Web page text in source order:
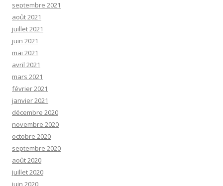
septembre 2021
août 2021
juillet 2021
juin 2021
mai 2021
avril 2021
mars 2021
février 2021
janvier 2021
décembre 2020
novembre 2020
octobre 2020
septembre 2020
août 2020
juillet 2020
juin 2020